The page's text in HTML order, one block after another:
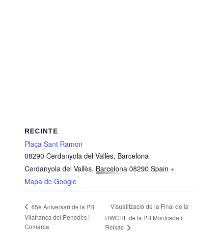
RECINTE
Plaça Sant Ramon
08290 Cerdanyola del Vallès, Barcelona
Cerdanyola del Vallès, Barcelona 08290 Spain +
Mapa de Google
65è Aniversari de la PB
Vilafranca del Penedès i
Comarca
Visualització de la Final de la
UWCHL de la PB Montcada i
Reixac